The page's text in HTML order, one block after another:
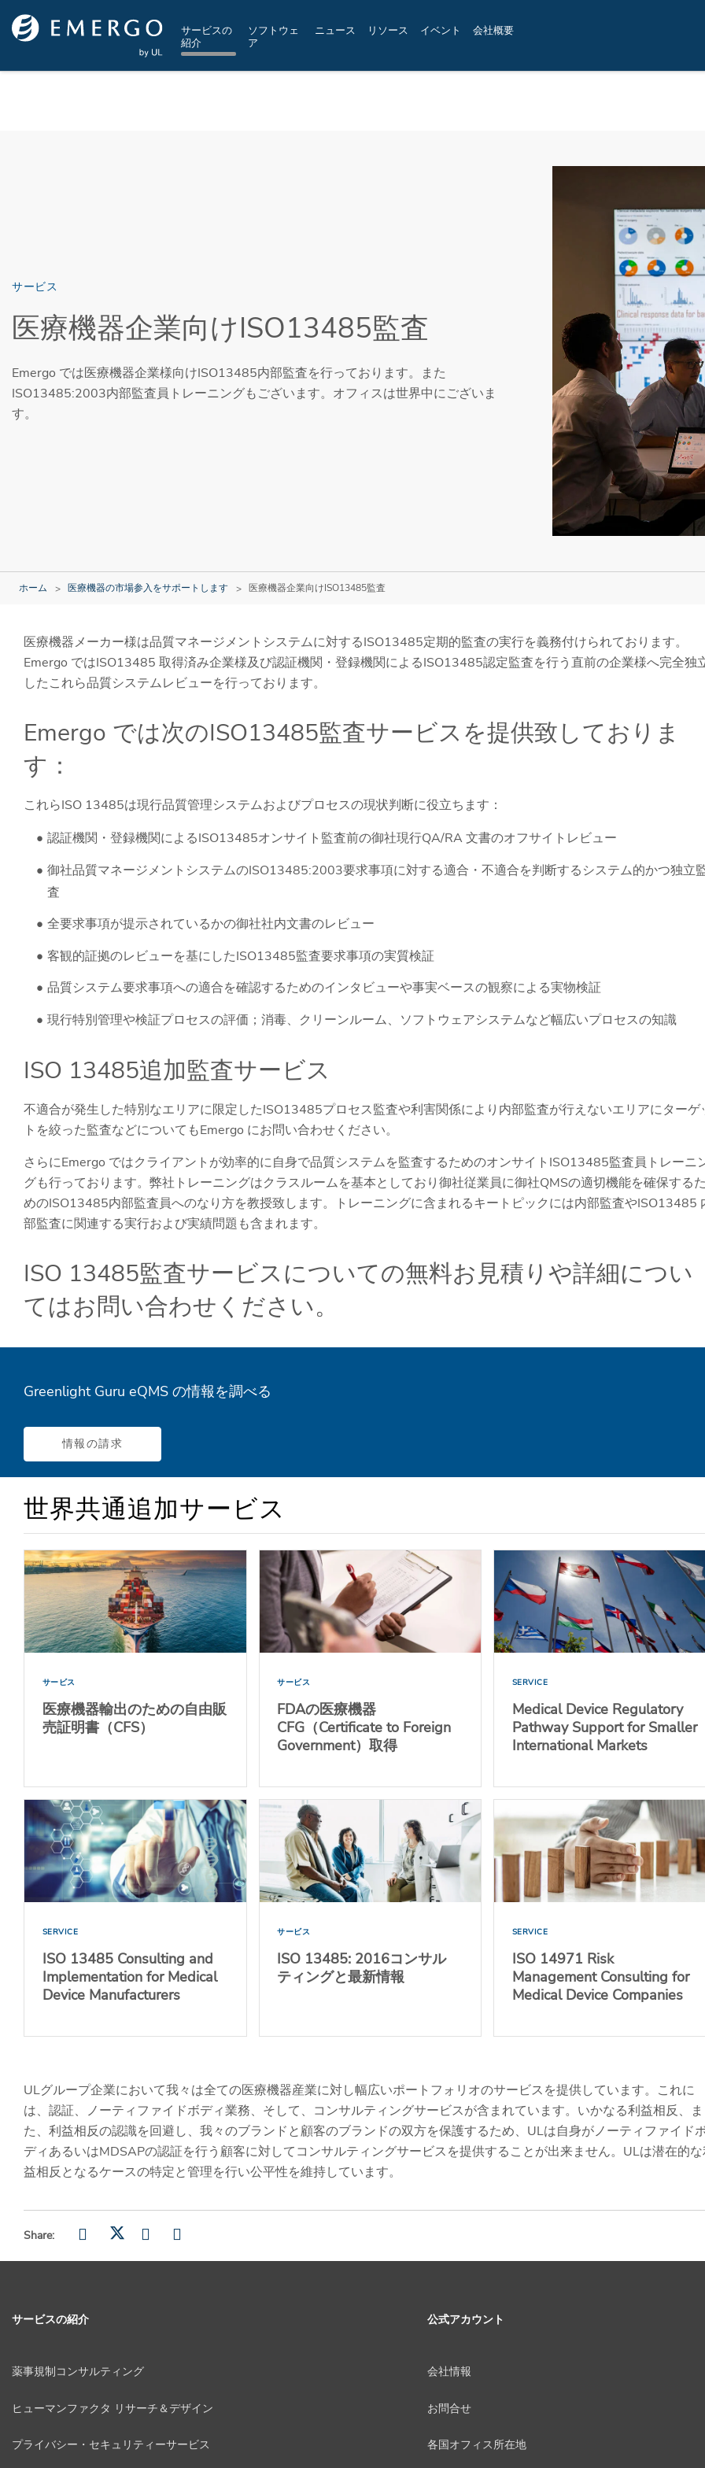
Skip to main content
サービスの
紹介
ソフトウェ
ア
ニュース リソース イベント 会社概要
サービス
医療機器企業向けISO13485監査
Emergo では医療機器企業様向けISO13485内部監査を行っております。また
ISO13485:2003内部監査員トレーニングもございます。オフィスは世界中にございま
す。
ホーム 医療機器の市場参入をサポートします 医療機器企業向けISO13485監査
医療機器メーカー様は品質マネージメントシステムに対するISO13485定期的監査の実行を義務付けられております。
Emergo ではISO13485 取得済み企業様及び認証機関・登録機関によるISO13485認定監査を行う直前の企業様へ完全独
したこれら品質システムレビューを行っております。
Emergo では次のISO13485監査サービスを提供致しておりま
す：
これらISO 13485は現行品質管理システムおよびプロセスの現状判断に役立ちます：
認証機関・登録機関によるISO13485オンサイト監査前の御社現行QA/RA 文書のオフサイトレビュー
御社品質マネージメントシステムのISO13485:2003要求事項に対する適合・不適合を判断するシステム的かつ独立
査
全要求事項が提示されているかの御社社内文書のレビュー
客観的証拠のレビューを基にしたISO13485監査要求事項の実質検証
品質システム要求事項への適合を確認するためのインタビューや事実ベースの観察による実物検証
現行特別管理や検証プロセスの評価；消毒、クリーンルーム、ソフトウェアシステムなど幅広いプロセスの知識
ISO 13485追加監査サービス
不適合が発生した特別なエリアに限定したISO13485プロセス監査や利害関係により内部監査が行えないエリアにターゲ
トを絞った監査などについてもEmergo にお問い合わせください。
さらにEmergo ではクライアントが効率的に自身で品質システムを監査するためのオンサイトISO13485監査員トレーニ
グも行っております。弊社トレーニングはクラスルームを基本としており御社従業員に御社QMSの適切機能を確保するた
めのISO13485内部監査員へのなり方を教授致します。トレーニングに含まれるキートピックには内部監査やISO13485
部監査に関連する実行および実績問題も含まれます。
ISO 13485監査サービスについての無料お見積りや詳細につい
てはお問い合わせください。
Greenlight Guru eQMS の情報を調べる
情報の請求
世界共通追加サービス
サービス
医療機器輸出のための自由販
売証明書（CFS）
サービス
FDAの医療機器
CFG（Certificate to Foreign
Government）取得
SERVICE
Medical Device Regulatory
Pathway Support for Smaller
International Markets
SERVICE
ISO 13485 Consulting and
Implementation for Medical
Device Manufacturers
サービス
ISO 13485: 2016コンサル
ティングと最新情報
SERVICE
ISO 14971 Risk
Management Consulting for
Medical Device Companies
ULグループ企業において我々は全ての医療機器産業に対し幅広いポートフォリオのサービスを提供しています。これに
は、認証、ノーティファイドボディ業務、そして、コンサルティングサービスが含まれています。いかなる利益相反、ま
た、利益相反の認識を回避し、我々のブランドと顧客のブランドの双方を保護するため、ULは自身がノーティファイド
ディあるいはMDSAPの認証を行う顧客に対してコンサルティングサービスを提供することが出来ません。ULは潜在的な
益相反となるケースの特定と管理を行い公平性を維持しています。
Share:
サービスの紹介
薬事規制コンサルティング
ヒューマンファクタ リサーチ＆デザイン
プライバシー・セキュリティーサービス
公式アカウント
会社情報
お問合せ
各国オフィス所在地